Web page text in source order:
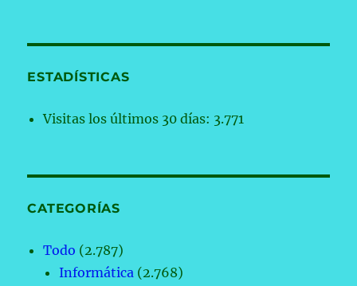
ESTADÍSTICAS
Visitas los últimos 30 días: 3.771
CATEGORÍAS
Todo (2.787)
Informática (2.768)